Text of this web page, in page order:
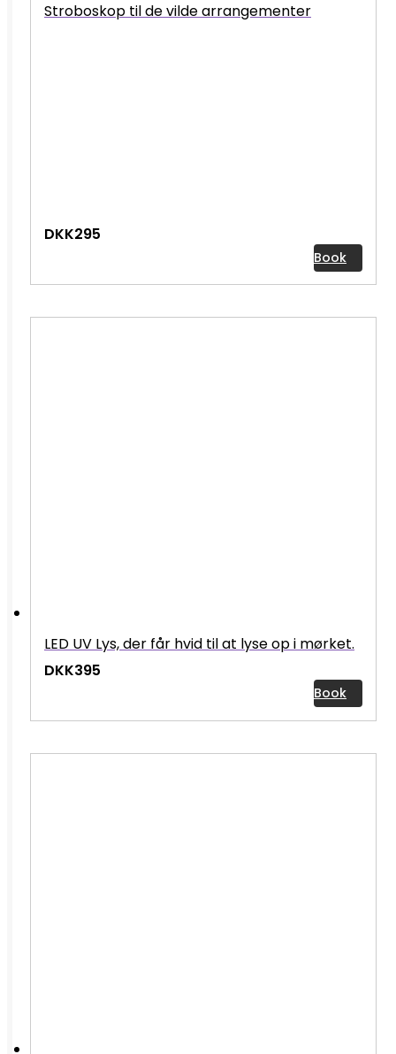
Stroboskop til de vilde arrangementer
DKK295
Book
LED UV Lys, der får hvid til at lyse op i mørket.
DKK395
Book